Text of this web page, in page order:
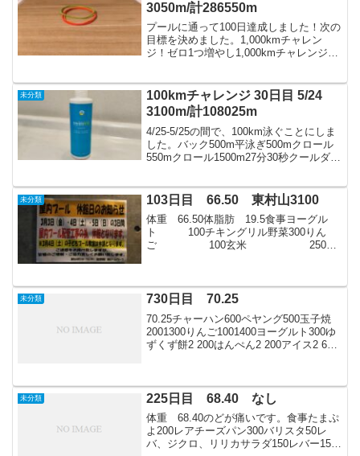
3050m/計286550m
プールに通って100日達成しました！次の
目標を決めました。1,000kmチャレン
ジ！ゼロ1つ増やし1,000kmチャレンジで
とを目標とします。...
未分類
100kmチャレンジ 30日目 5/24
3100m/計108025m
4/25-5/25の間で、100km泳ぐことにしま
した。バック500m平泳ぎ500mクロール
550mクロール1500m27分30秒クールダウ
を憑依することを試しま...
未分類 103日目 66.50 東村山3100
体重 66.50体脂肪 19.5食事ヨーグル
ト 100チキングリル野菜300りん
ご 100玄米 250イ
ご 1501600パルテノ2...
未分類 730日目 70.25
70.25チャーハン600ペヤング500玉子焼
2001300りんご1001400ヨーグルト300ゆ
ずくず餅2 200はんぺん2 200アイス2 600
未分類 225日目 68.40 なし
体重 68.40のどが痛いです。食事たまぷ
よ200レアチーズパン300バリスタ50レ
バ、ジクロ、リリカサラダ150レバー150